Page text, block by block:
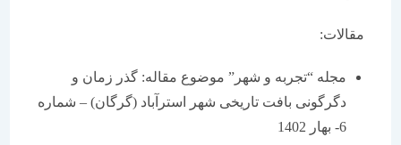
مقالات:
مجله “تجربه و شهر” موضوع مقاله: گذر زمان و
دگرگونی بافت تاریخی شهر استرآباد (گرگان) – شماره